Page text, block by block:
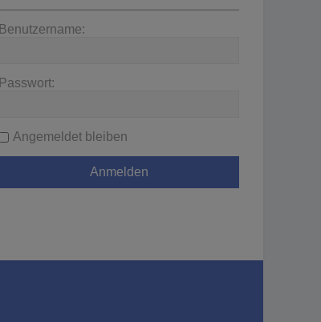
Benutzername:
Passwort:
Angemeldet bleiben